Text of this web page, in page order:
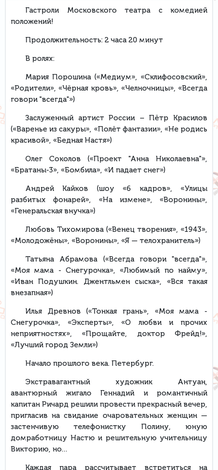
Гастроли Московского театра с комедией
положений!
Продолжительность: 2 часа 20 минут
В ролях:
Мария Порошина («Медиум», «Склифосовский»,
«Родители», «Чёрная кровь», «Челночницы», «Всегда
говори "всегда"»)
Заслуженный артист России – Пётр Красилов
(«Варенье из сакуры», «Полёт фантазии», «Не родись
красивой», «Бедная Настя»)
Олег Соколов («Проект "Анна Николаевна"»,
«Братаны-3», «Бомбила», «И падает снег»)
Андрей Кайков (шоу «6 кадров», «Улицы
разбитых фонарей», «На измене», «Воронины»,
«Генеральская внучка»)
Любовь Тихомирова («Венец творения», «1943»,
«Молодожёны», «Воронины», «Я — телохранитель»)
Татьяна Абрамова («Всегда говори "всегда"»,
«Моя мама - Снегурочка», «Любимый по найму»,
«Иван Подушкин. Джентльмен сыска», «Вся такая
внезапная»)
Илья Древнов («Тонкая грань», «Моя мама -
Снегурочка», «Эксперты», «О любви и прочих
неприятностях», «Прощайте, доктор Фрейд!»,
«Лучший город Земли»)
Начало прошлого века. Петербург.
Экстравагантный художник Антуан,
авантюрный жигало Геннадий и романтичный
капитан Ричард решили провести прекрасный вечер,
пригласив на свидание очаровательных женщин —
застенчивую телефонистку Полину, юную
домработницу Настю и решительную учительницу
Викторию, но…
Каждая пара рассчитывает встретиться на